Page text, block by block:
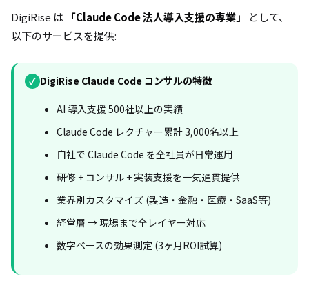
DigiRise は 「Claude Code 法人導入支援の専業」
として、
以下のサービスを提供:
✓ DigiRise Claude Code コンサルの特徴
AI 導入支援 500社以上の実績
Claude Code レクチャー累計 3,000名以上
自社で Claude Code を全社員が日常運用
研修 + コンサル + 実装支援を一気通貫提供
業界別カスタマイズ (製造・金融・医療・SaaS等)
経営層 → 現場まで全レイヤー対応
数字ベースの効果測定 (3ヶ月ROI試算)